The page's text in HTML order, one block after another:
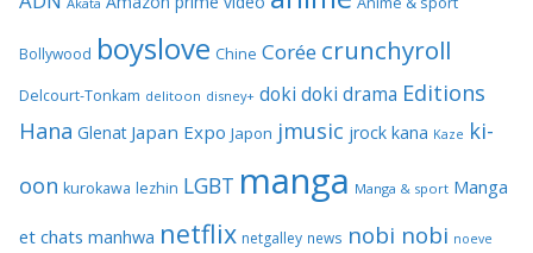
Bollywood boyslove Chine Corée crunchyroll
Delcourt-Tonkam delitoon disney+ doki doki drama Editions
Hana Glenat Japan Expo Japon jmusic jrock kana Kaze ki-
oon kurokawa lezhin LGBT manga Manga & sport Manga
et chats manhwa netflix netgalley news nobi nobi noeve